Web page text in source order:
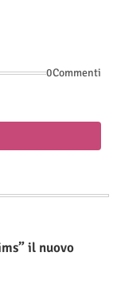
0Commenti
il nuovo